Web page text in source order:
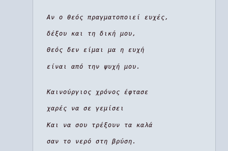
Αν ο θεός πραγματοποιεί ευχές,
δέξου και τη δική μου,
Θεός δεν είμαι μα η ευχή
είναι από την ψυχή μου.
Καινούργιος χρόνος έφτασε
χαρές να σε γεμίσει
Και να σου τρέξουν τα καλά
σαν το νερό στη βρύση.